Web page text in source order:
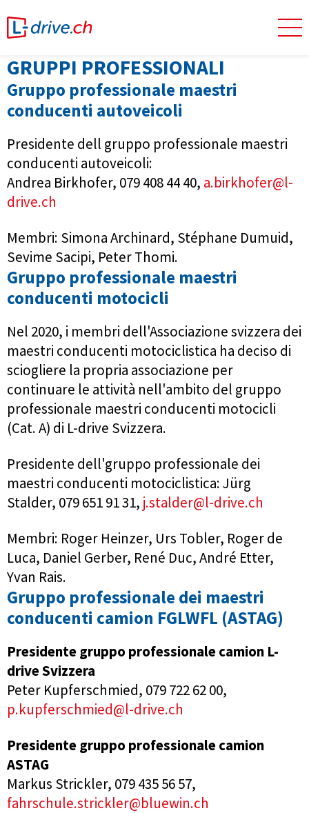
GRUPPI PROFESSIONALI
Gruppo professionale maestri
conducenti autoveicoli
Presidente dell gruppo professionale maestri
conducenti autoveicoli:
Andrea Birkhofer, 079 408 44 40, a.birkhofer@l-
drive.ch
Membri: Simona Archinard, Stéphane Dumuid,
Sevime Sacipi, Peter Thomi.
Gruppo professionale maestri
conducenti motocicli
Nel 2020, i membri dell'Associazione svizzera dei
maestri conducenti motociclistica ha deciso di
sciogliere la propria associazione per
continuare le attività nell'ambito del gruppo
professionale maestri conducenti motocicli
(Cat. A) di L-drive Svizzera.
Presidente dell'gruppo professionale dei
maestri conducenti motociclistica: Jürg
Stalder, 079 651 91 31, j.stalder@l-drive.ch
Membri: Roger Heinzer, Urs Tobler, Roger de
Luca, Daniel Gerber, René Duc, André Etter,
Yvan Rais.
Gruppo professionale dei maestri
conducenti camion FGLWFL (ASTAG)
Presidente gruppo professionale camion L-
drive Svizzera
Peter Kupferschmied, 079 722 62 00,
p.kupferschmied@l-drive.ch
Presidente gruppo professionale camion
ASTAG
Markus Strickler, 079 435 56 57,
fahrschule.strickler@bluewin.ch